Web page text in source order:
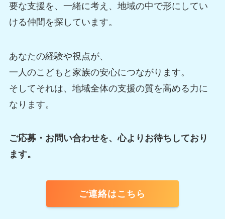
要な支援を、一緒に考え、地域の中で形にしてい
ける仲間を探しています。
あなたの経験や視点が、
一人のこどもと家族の安心につながります。
そしてそれは、地域全体の支援の質を高める力に
なります。
ご応募・お問い合わせを、心よりお待ちしており
ます。
ご連絡はこちら